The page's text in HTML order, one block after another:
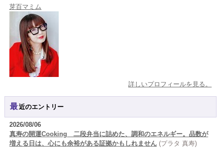
芽百マミム
詳しいプロフィールを見る。
最近のエントリー
2026/08/06
真寿の開運Cooking 二段弁当に詰めた、調和のエネルギー。品数が
増える日は、心にも余裕がある証拠かもしれません (プラタ 真寿)